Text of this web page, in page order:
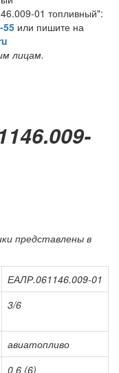
01 топливный":
или пишите на
лицам.
представлены в
ЕАЛР.061146.009-01
3/6
авиатопливо
0,6 (6)